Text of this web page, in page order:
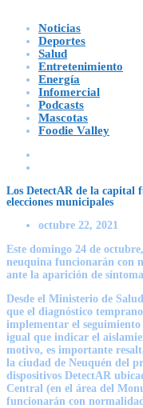
Noticias
Deportes
Salud
Entretenimiento
Energía
Infomercial
Podcasts
Mascotas
Foodie Valley
Los DetectAR de la capital
elecciones municipales
octubre 22, 2021
Este domingo 24 de
neuquina funcionarán con
ante la aparición de
Desde el Ministerio de
que el diagnóstico
implementar el seguimiento
igual que indicar el
motivo, es importante
la ciudad de Neuquén del
dispositivos DetectAR
Central (en el área del
funcionarán con